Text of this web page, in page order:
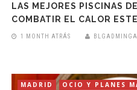
LAS MEJORES PISCINAS
COMBATIR EL CALOR
1 MONTH ATRÁS
MADRID OCIO Y PLANES